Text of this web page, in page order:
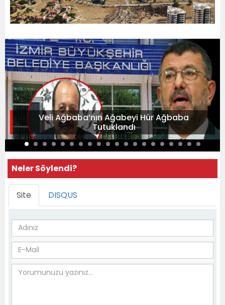
Veli Ağbaba’nın Ağabeyi Hür Ağbaba
Tutuklandı
Neler Söylendi?
Site DISQUS